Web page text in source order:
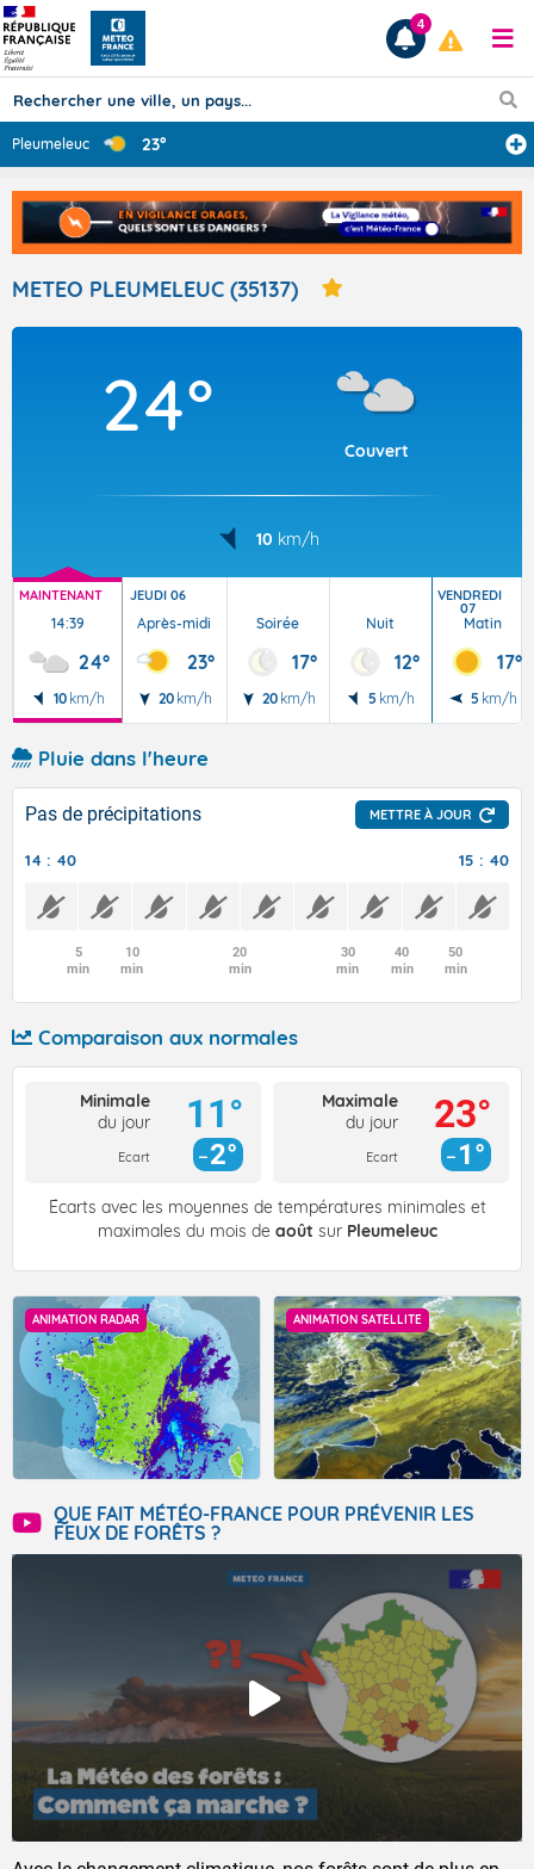
Prévisions
TOUS LES RÉSULTATS
Articles
4
Pleumeleuc 23°
METEO PLEUMELEUC (35137)
24°
Couvert
10 km/h
MAINTENANT
14:39
24°
10 km/h
JEUDI 06
Après-midi
23°
20 km/h
Soirée
17°
20 km/h
Nuit
12°
5 km/h
VENDREDI
07
Matin
17°
5 km/h
Pluie dans l'heure
Pas de précipitations METTRE À JOUR
14 : 40 15 : 40
5
min
10
min
20
min
30
min
40
min
50
min
Comparaison aux normales
Minimale
du jour
Ecart
11°
2°
Maximale
du jour
Ecart
23°
1°
Écarts avec les moyennes de températures minimales et
maximales du mois de août sur Pleumeleuc
ANIMATION RADAR ANIMATION SATELLITE
QUE FAIT MÉTÉO-FRANCE POUR PRÉVENIR LES
FEUX DE FORÊTS ?